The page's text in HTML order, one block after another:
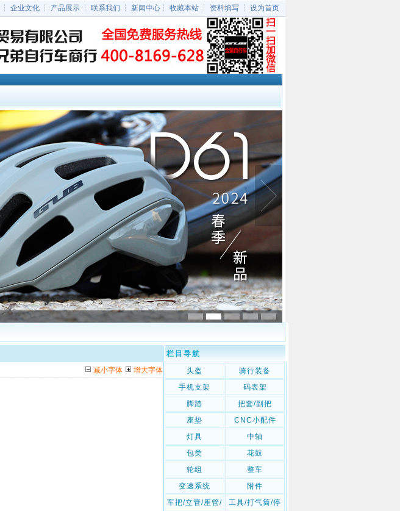
┆ 企业文化 ┆ 产品展示 ┆ 联系我们 ┆ 新闻中心 ┆ 收藏本站 ┆ 资料填写 ┆ 设为首页
减小字体 增大字体
栏目导航
头盔
骑行装备
手机支架
码表架
脚踏
把套/副把
座垫
CNC小配件
灯具
中轴
包类
花鼓
轮组
整车
变速系统
附件
车把/立管/座管/
工具/打气筒/停